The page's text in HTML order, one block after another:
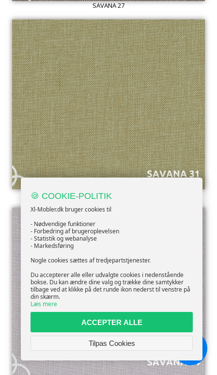
SAVANA 27
SAVANA 31
🍪 COOKIE-POLITIK
Xl-Mobler.dk bruger cookies til
- Nødvendige funktioner
- Forbedring af brugeroplevelsen
- Statistik og webanalyse
- Markedsføring
Nogle cookies sættes af tredjepartstjenester.
Du accepterer alle eller udvalgte cookies i nedenstående
bokse. Du kan ændre dine valg og trække dine samtykker
tilbage ved at klikke på det runde ikon nederst til venstre på
din skærm.
Læs mere
ACCEPTER ALLE
Tilpas Cookies